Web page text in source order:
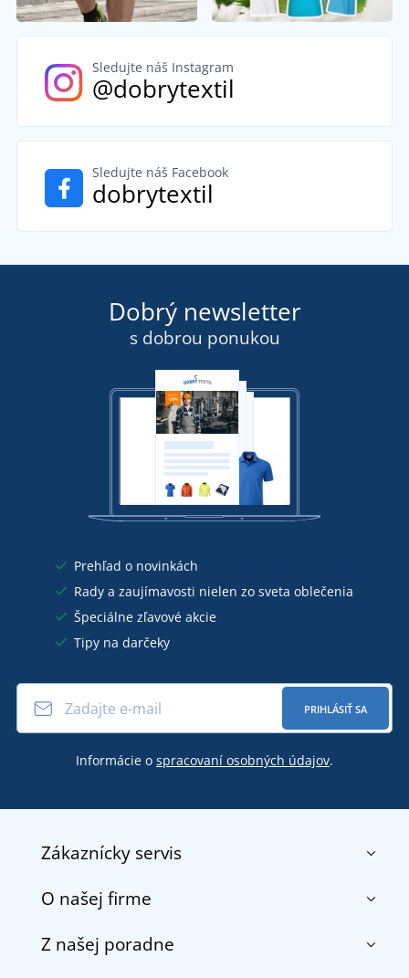
Sledujte náš Instagram
@dobrytextil
Sledujte náš Facebook
dobrytextil
Dobrý newsletter
s dobrou ponukou
Prehľad o novinkách
Rady a zaujímavosti nielen zo sveta oblečenia
Špeciálne zľavové akcie
Tipy na darčeky
PRIHLÁSIŤ SA
Informácie o spracovaní osobných údajov.
Zákaznícky servis
Kontakt
Doprava a platba
O našej firme
O nás
Z našej poradne